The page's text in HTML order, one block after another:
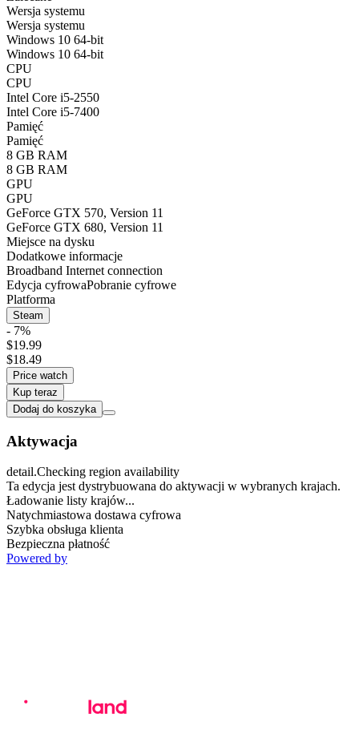
Wersja systemu
Wersja systemu
Windows 10 64-bit
Windows 10 64-bit
CPU
CPU
Intel Core i5-2550
Intel Core i5-7400
Pamięć
Pamięć
8 GB RAM
8 GB RAM
GPU
GPU
GeForce GTX 570, Version 11
GeForce GTX 680, Version 11
Miejsce na dysku
Dodatkowe informacje
Broadband Internet connection
Edycja cyfrowaPobranie cyfrowe
Platforma
Steam
- 7%
$19.99
$18.49
Price watch
Kup teraz
Dodaj do koszyka
Aktywacja
detail.Checking region availability
Ta edycja jest dystrybuowana do aktywacji w wybranych krajach.
Ładowanie listy krajów...
Natychmiastowa dostawa cyfrowa
Szybka obsługa klienta
Bezpieczna płatność
Powered by